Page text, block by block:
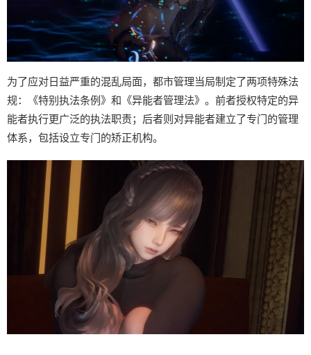
为了应对日益严重的混乱局面，都市管理当局制定了两项特殊法
规：《特别执法条例》和《异能者管理法》。前者授权特定的异
能者执行更广泛的执法职责；后者则对异能者建立了专门的管理
体系，包括设立专门的矫正机构。